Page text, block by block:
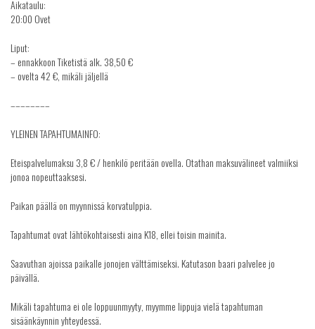
Aikataulu:
20:00 Ovet
Liput:
– ennakkoon Tiketistä alk. 38,50 €
– ovelta 42 €, mikäli jäljellä
––––––––
YLEINEN TAPAHTUMAINFO:
Eteispalvelumaksu 3,8 € / henkilö peritään ovella. Otathan maksuvälineet valmiiksi
jonoa nopeuttaaksesi.
Paikan päällä on myynnissä korvatulppia.
Tapahtumat ovat lähtökohtaisesti aina K18, ellei toisin mainita.
Saavuthan ajoissa paikalle jonojen välttämiseksi. Katutason baari palvelee jo
päivällä.
Mikäli tapahtuma ei ole loppuunmyyty, myymme lippuja vielä tapahtuman
sisäänkäynnin yhteydessä.